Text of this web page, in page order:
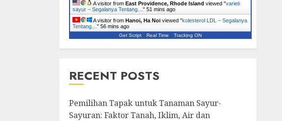
A visitor from East Providence, Rhode Island viewed "varieti
sayur – Segalanya Tentang… " 51 mins ago
A visitor from Hanoi, Ha Noiviewed "kolesterol LDL – Segalanya
Tentang… " 56 mins ago
Get Script Real Time Tracking ON
RECENT POSTS
Pemilihan Tapak untuk Tanaman Sayur-
Sayuran: Faktor Tanah, Iklim, Air dan